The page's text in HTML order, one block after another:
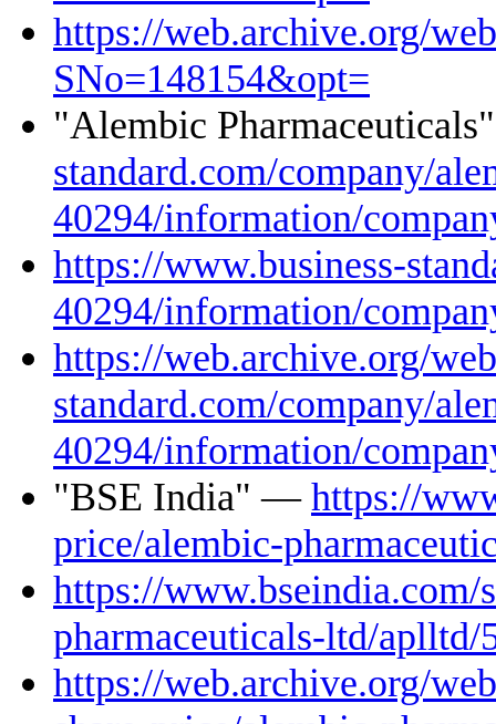
https://web.archive.org/
SNo=148154&opt=
"Alembic
standard.com/company/
40294/information/
https://www.business-
40294/information/
https://web.archive.org/
standard.com/company/
40294/information/
"BSE India" — https://
price/alembic-
https://www.bseindia.com/
pharmaceuticals-ltd/aplltd/
https://web.archive.org/